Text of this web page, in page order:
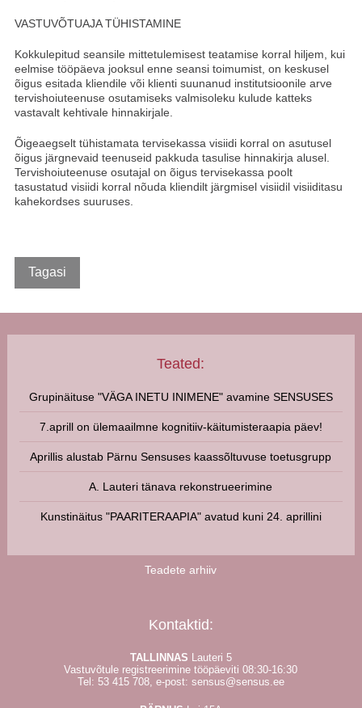
VASTUVÕTUAJA TÜHISTAMINE
Kokkulepitud seansile mittetulemisest teatamise korral hiljem, kui
eelmise tööpäeva jooksul enne seansi toimumist, on keskusel
õigus esitada kliendile või klienti suunanud institutsioonile arve
tervishoiuteenuse osutamiseks valmisoleku kulude katteks
vastavalt kehtivale hinnakirjale.
Õigeaegselt tühistamata tervisekassa visiidi korral on asutusel
õigus järgnevaid teenuseid pakkuda tasulise hinnakirja alusel.
Tervishoiuteenuse osutajal on õigus tervisekassa poolt
tasustatud visiidi korral nõuda kliendilt järgmisel visiidil visiiditasu
kahekordses suuruses.
Teated:
Grupinäituse "VÄGA INETU INIMENE" avamine SENSUSES
7.aprill on ülemaailmne kognitiiv-käitumisteraapia päev!
Aprillis alustab Pärnu Sensuses kaassõltuvuse toetusgrupp
A. Lauteri tänava rekonstrueerimine
Kunstinäitus "PAARITERAAPIA" avatud kuni 24. aprillini
Teadete arhiiv
Kontaktid:
TALLINNAS
Lauteri 5
Vastuvõtule registreerimine tööpäeviti 08:30-16:30
Tel: 53 415 708, e-post: sensus@sensus.ee